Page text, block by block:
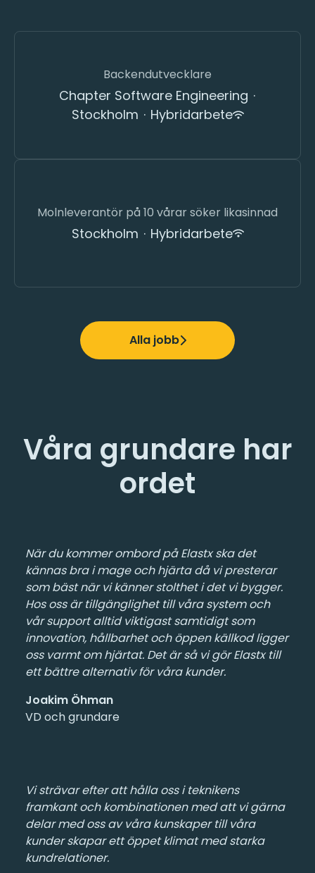
Backendutvecklare
Chapter Software Engineering ·
Stockholm · Hybridarbete
Molnleverantör på 10 vårar söker likasinnad
Stockholm · Hybridarbete
Alla jobb
Våra grundare har
ordet
När du kommer ombord på Elastx ska det
kännas bra i mage och hjärta då vi presterar
som bäst när vi känner stolthet i det vi bygger.
Hos oss är tillgänglighet till våra system och
vår support alltid viktigast samtidigt som
innovation, hållbarhet och öppen källkod ligger
oss varmt om hjärtat. Det är så vi gör Elastx till
ett bättre alternativ för våra kunder.
Joakim Öhman
VD och grundare
Vi strävar efter att hålla oss i teknikens
framkant och kombinationen med att vi gärna
delar med oss av våra kunskaper till våra
kunder skapar ett öppet klimat med starka
kundrelationer.